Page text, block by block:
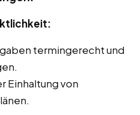
termingerecht und
Einhaltung von